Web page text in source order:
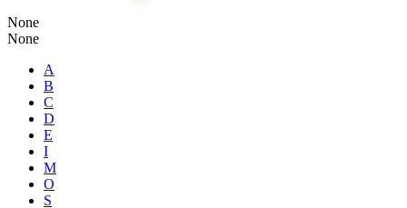
None
None
A
B
C
D
E
I
M
O
S